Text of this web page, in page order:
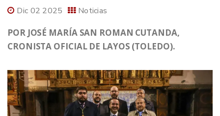
Dic 02 2025 Noticias
POR JOSÉ MARÍA SAN ROMAN CUTANDA,
CRONISTA OFICIAL DE LAYOS (TOLEDO).